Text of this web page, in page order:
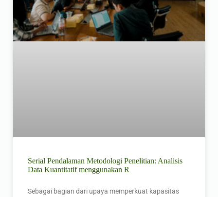
Serial Pendalaman Metodologi Penelitian: Analisis
Data Kuantitatif menggunakan R
Sebagai bagian dari upaya memperkuat kapasitas